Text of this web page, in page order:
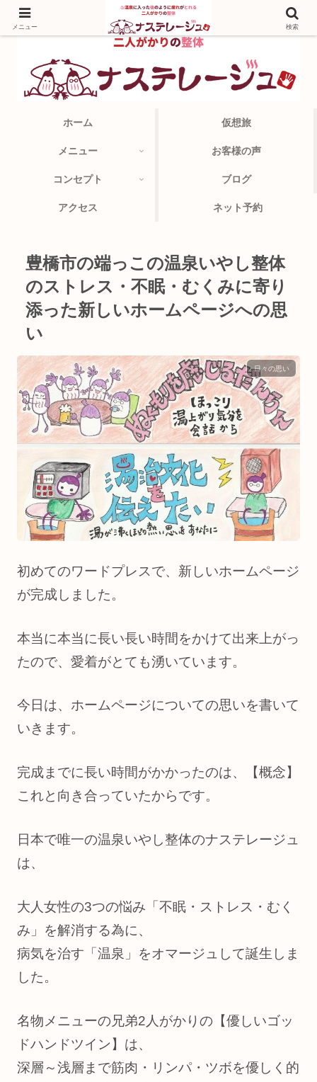
ホーム 仮想旅
メニュー お客様の声
コンセプト ブログ
アクセス ネット予約
豊橋市の端っこの温泉いやし整体
のストレス・不眠・むくみに寄り
添った新しいホームページへの思
い
日々の思い
初めてのワードプレスで、新しいホームページ
が完成しました。
本当に本当に長い長い時間をかけて出来上がっ
たので、愛着がとても湧いています。
今日は、ホームページについての思いを書いて
いきます。
完成までに長い時間がかかったのは、【概念】
これと向き合っていたからです。
日本で唯一の温泉いやし整体のナステレージュ
は、
大人女性の3つの悩み「不眠・ストレス・むく
み」を解消する為に、
病気を治す「温泉」をオマージュして誕生しま
した。
名物メニューの兄弟2人がかりの【優しいゴッ
ドハンドツイン】は、
深層～浅層まで筋肉・リンパ・ツボを優しく的
メニュー 検索